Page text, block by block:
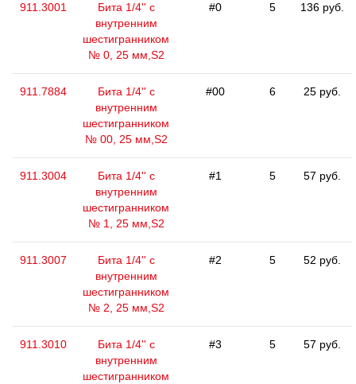
911.3001
Бита 1/4'' с
внутренним
шестигранником
№ 0, 25 мм,S2
#0 5 136 руб.
911.7884
Бита 1/4'' с
внутренним
шестигранником
№ 00, 25 мм,S2
#00 6 25 руб.
911.3004
Бита 1/4'' с
внутренним
шестигранником
№ 1, 25 мм,S2
#1 5 57 руб.
911.3007
Бита 1/4'' с
внутренним
шестигранником
№ 2, 25 мм,S2
#2 5 52 руб.
911.3010
Бита 1/4'' с
внутренним
шестигранником
#3 5 57 руб.